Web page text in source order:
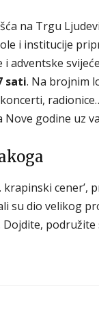
na Trgu
i institucije
i adventske
sati. Na brojnim
Nove godine uz
krapinski cener’,
su dio velikog
Dojdite, podružite